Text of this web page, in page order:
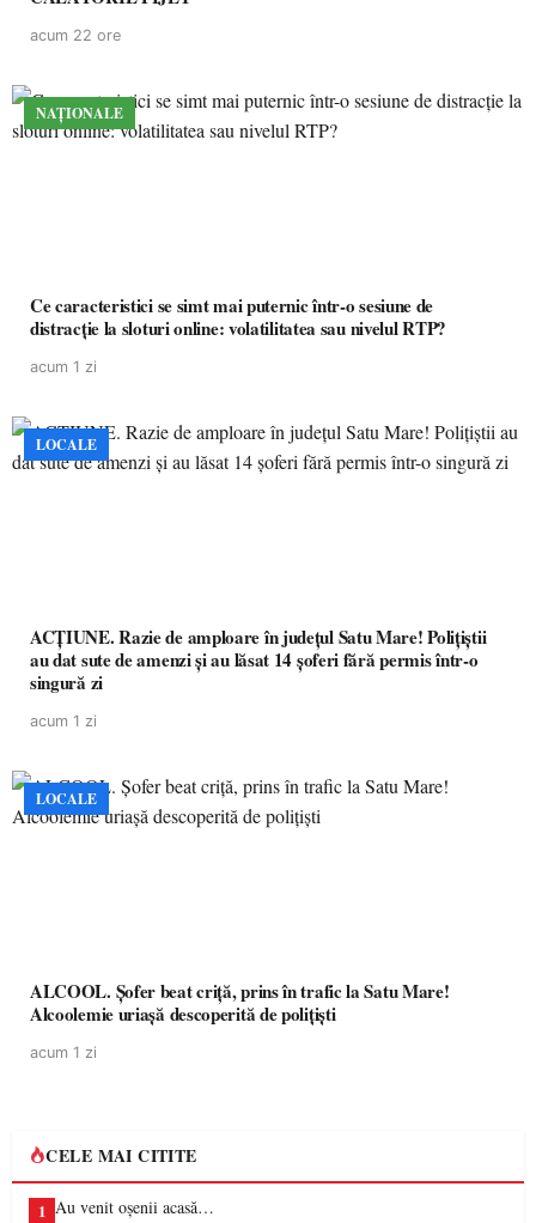
acum 22 ore
NAȚIONALE
Ce caracteristici se simt mai puternic într-o sesiune de
distracție la sloturi online: volatilitatea sau nivelul RTP?
acum 1 zi
LOCALE
ACȚIUNE. Razie de amploare în județul Satu Mare! Polițiștii
au dat sute de amenzi și au lăsat 14 șoferi fără permis într-o
singură zi
acum 1 zi
LOCALE
ALCOOL. Șofer beat criță, prins în trafic la Satu Mare!
Alcoolemie uriașă descoperită de polițiști
acum 1 zi
CELE MAI CITITE
1 Au venit oșenii acasă…